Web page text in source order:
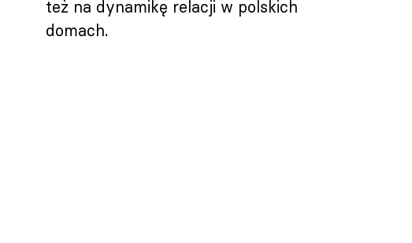
też na dynamikę relacji w polskich
domach.